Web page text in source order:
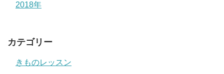
2018年
カテゴリー
きものレッスン